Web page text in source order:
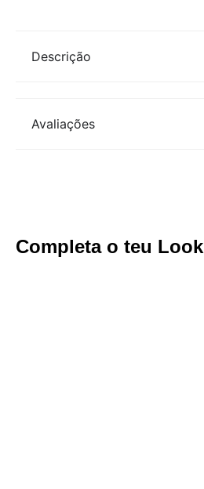
Descrição
Avaliações
Completa o teu Look